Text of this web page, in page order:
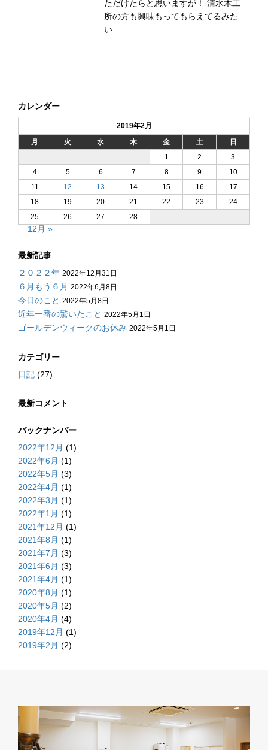
ただけたらと思いますが！ 清水木工
所の方も興味もってもらえてるみた
い
カレンダー
2019年2月
月
火 水 木 金 土
日
1
2
3
4
5 6 7 8 9
10
11
12 13 14 15 16
17
18
19 20 21 22 23
24
25
26 27 28
12月 »
最新記事
２０２２年 2022年12月31日
６月もう６月 2022年6月8日
今日のこと 2022年5月8日
近年一番の驚いたこと 2022年5月1日
ゴールデンウィークのお休み 2022年5月1日
カテゴリー
日記 (27)
最新コメント
バックナンバー
2022年12月 (1)
2022年6月 (1)
2022年5月 (3)
2022年4月 (1)
2022年3月 (1)
2022年1月 (1)
2021年12月 (1)
2021年8月 (1)
2021年7月 (3)
2021年6月 (3)
2021年4月 (1)
2020年8月 (1)
2020年5月 (2)
2020年4月 (4)
2019年12月 (1)
2019年2月 (2)